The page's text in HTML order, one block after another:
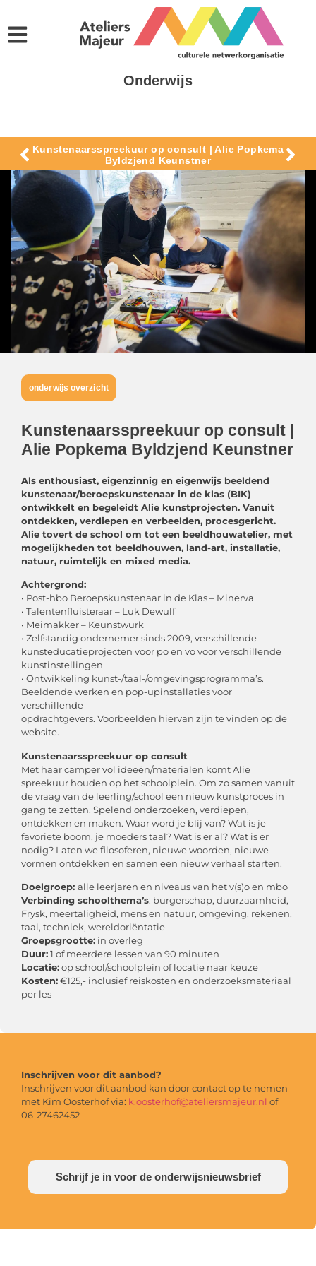
Onderwijs
Kunstenaarsspreekuur op consult | Alie Popkema
Byldzjend Keunstner
onderwijs overzicht
Kunstenaarsspreekuur op consult |
Alie Popkema Byldzjend Keunstner
Als enthousiast, eigenzinnig en eigenwijs beeldend
kunstenaar/beroepskunstenaar in de klas (BIK)
ontwikkelt en begeleidt Alie kunstprojecten. Vanuit
ontdekken, verdiepen en verbeelden, procesgericht.
Alie tovert de school om tot een beeldhouwatelier, met
mogelijkheden tot beeldhouwen, land-art, installatie,
natuur, ruimtelijk en mixed media.
Achtergrond:
• Post-hbo Beroepskunstenaar in de Klas – Minerva
• Talentenfluisteraar – Luk Dewulf
• Meimakker – Keunstwurk
• Zelfstandig ondernemer sinds 2009, verschillende
kunsteducatieprojecten voor po en vo voor verschillende
kunstinstellingen
• Ontwikkeling kunst-/taal-/omgevingsprogramma’s.
Beeldende werken en pop-upinstallaties voor
verschillende
opdrachtgevers. Voorbeelden hiervan zijn te vinden op de
website.
Kunstenaarsspreekuur op consult
Met haar camper vol ideeën/materialen komt Alie
spreekuur houden op het schoolplein. Om zo samen vanuit
de vraag van de leerling/school een nieuw kunstproces in
gang te zetten. Spelend onderzoeken, verdiepen,
ontdekken en maken. Waar word je blij van? Wat is je
favoriete boom, je moeders taal? Wat is er al? Wat is er
nodig? Laten we filosoferen, nieuwe woorden, nieuwe
vormen ontdekken en samen een nieuw verhaal starten.
Doelgroep: alle leerjaren en niveaus van het v(s)o en mbo
Verbinding schoolthema’s: burgerschap, duurzaamheid,
Frysk, meertaligheid, mens en natuur, omgeving, rekenen,
taal, techniek, wereldoriëntatie
Groepsgrootte: in overleg
Duur:1 of meerdere lessen van 90 minuten
Locatie:op school/schoolplein of locatie naar keuze
Kosten:€125,- inclusief reiskosten en onderzoeksmateriaal
per les
Inschrijven voor dit aanbod?
Inschrijven voor dit aanbod kan door contact op te nemen
met Kim Oosterhof via: k.oosterhof@ateliersmajeur.nl of
06-27462452
Schrijf je in voor de onderwijsnieuwsbrief